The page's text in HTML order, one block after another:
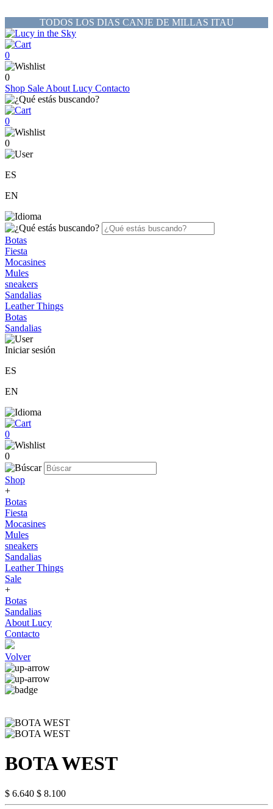
TODOS LOS DIAS CANJE DE MILLAS ITAU
0
0
Shop Sale About Lucy Contacto
0
0
ES
EN
Botas
Fiesta
Mocasines
Mules
sneakers
Sandalias
Leather Things
Botas
Sandalias
Iniciar sesión
ES
EN
0
0
Shop
+
Botas
Fiesta
Mocasines
Mules
sneakers
Sandalias
Leather Things
Sale
+
Botas
Sandalias
About Lucy
Contacto
Volver
BOTA WEST
$ 6.640 $ 8.100